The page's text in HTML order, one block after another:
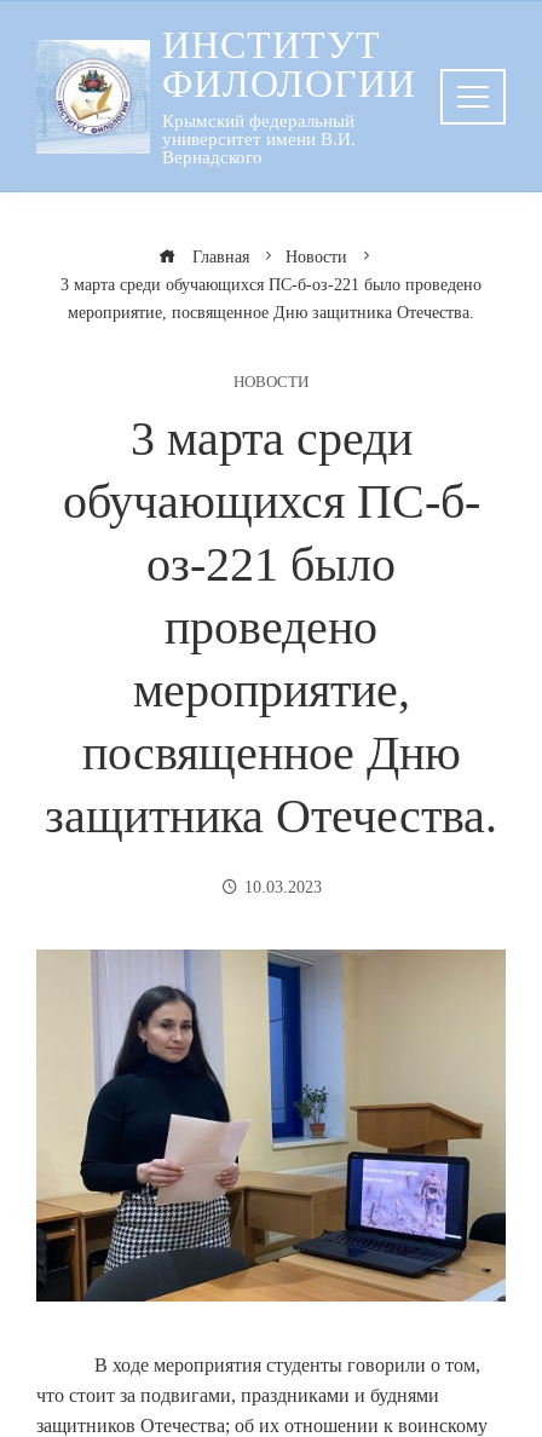
содержанию
ИНСТИТУТ
ФИЛОЛОГИИ
Крымский федеральный
университет имени В.И.
Вернадского
Главная
Новости
3 марта среди обучающихся ПС-б-оз-221 было проведено
мероприятие, посвященное Дню защитника Отечества.
НОВОСТИ
3 марта среди
обучающихся ПС-б-
оз-221 было
проведено
мероприятие,
посвященное Дню
защитника Отечества.
10.03.2023
В ходе мероприятия студенты говорили о том,
что стоит за подвигами, праздниками и буднями
защитников Отечества; об их отношении к воинскому